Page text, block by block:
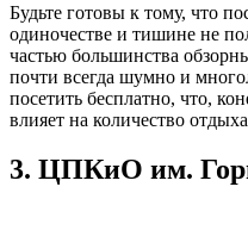
Будьте готовы к тому, что
одиночестве и тишине не
частью большинства
почти всегда шумно и
посетить бесплатно, что,
влияет на количество
3. ЦПКиО им.